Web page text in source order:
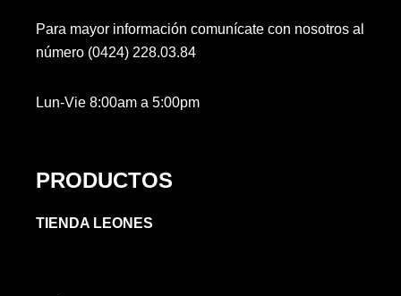
Para mayor información comunícate con nosotros al
número (0424) 228.03.84
Lun-Vie 8:00am a 5:00pm
PRODUCTOS
TIENDA LEONES